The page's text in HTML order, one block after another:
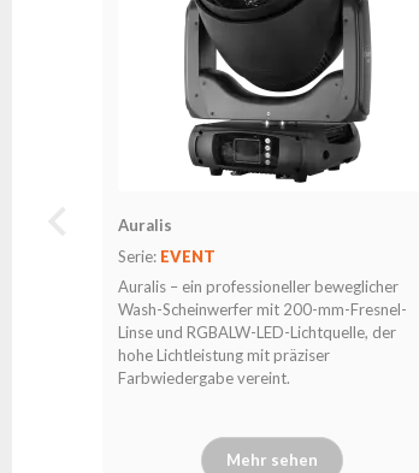
Auralis
Serie: EVENT
Auralis – ein professioneller beweglicher
Wash-Scheinwerfer mit 200-mm-Fresnel-
Linse und RGBALW-LED-Lichtquelle, der
hohe Lichtleistung mit präziser
Farbwiedergabe vereint.
Mehr sehen